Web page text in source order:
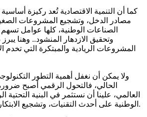
كما أن التنمية الاقتصادية تُعد ركيزة
مصادر الدخل، وتشجيع المشروعات
الصناعات الوطنية، كلها عوامل تسهم
وتحقيق الازدهار المنشود.. وهنا
المشروعات الريادية والمبتكرة التي تخدم
ولا يمكن أن نغفل أهمية التطور
الحالي، فالتحول الرقمي أصبح
العالمي، علينا أن نستثمر في البنية التحتية
الوطنية على أحدث التقنيات، وتشجيع الابتكار في مجال التكنولوجيا.